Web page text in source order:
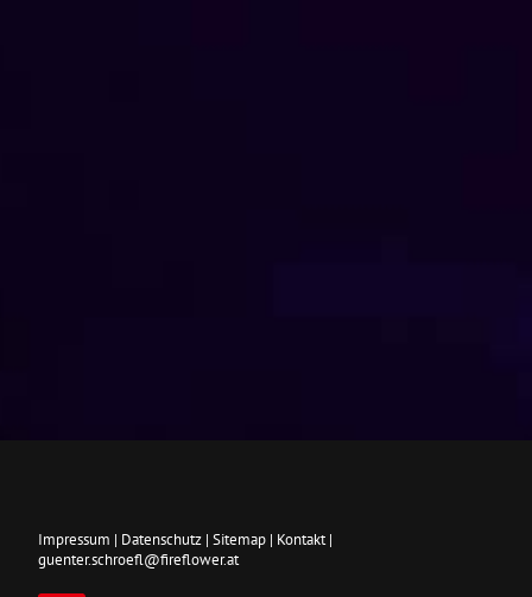
Impressum | Datenschutz |Sitemap | Kontakt|
guenter.schroefl@fireflower.at